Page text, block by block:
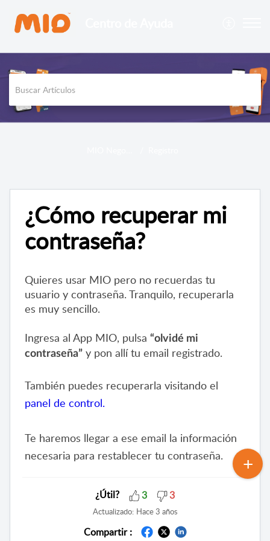
¿Cómo recuperar mi
contraseña?
Quieres usar MIO pero no recuerdas tu
usuario y contraseña. Tranquilo, recuperarla
es muy sencillo.
Ingresa al App MIO, pulsa “olvidé mi
contraseña” y pon allí tu email registrado.
panel de control.
Te haremos llegar a ese email la información
necesaria para restablecer tu contraseña.
¿Útil? 3 3
Actualizado: Hace 3 años
Compartir :